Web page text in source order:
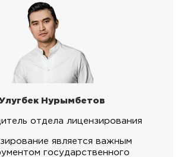
Нурымбетов
отдела лицензирования
является важным
государственного